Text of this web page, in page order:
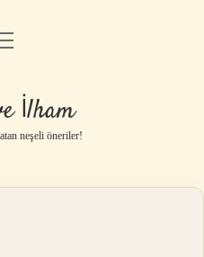
Uyarı
İlham
neşeli öneriler!